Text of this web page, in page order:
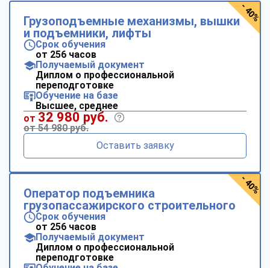
Грузоподъемные механизмы, вышки
и подъемники, лифты
Срок обучения
от 256 часов
Получаемый документ
Диплом о профессиональной
переподготовке
Обучение на базе
Высшее, среднее
от 32 980 руб.
от 54 980 руб.
Оставить заявку
- 40%
Оператор подъемника
грузопассажирского строительного
Срок обучения
от 256 часов
Получаемый документ
Диплом о профессиональной
переподготовке
- 40%